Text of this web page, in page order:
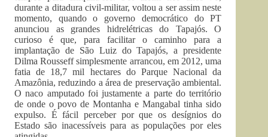
durante a ditadura civil-militar, voltou a ser assim neste
momento, quando o governo democrático do PT
anunciou as grandes hidrelétricas do Tapajós. O
curioso é que, para facilitar o caminho para a
implantação de São Luiz do Tapajós, a presidente
Dilma Rousseff simplesmente arrancou, em 2012, uma
fatia de 18,7 mil hectares do Parque Nacional da
Amazônia, reduzindo a área de preservação ambiental.
O naco amputado foi justamente a parte do território
de onde o povo de Montanha e Mangabal tinha sido
expulso. É fácil perceber por que os desígnios do
Estado são inacessíveis para as populações por eles